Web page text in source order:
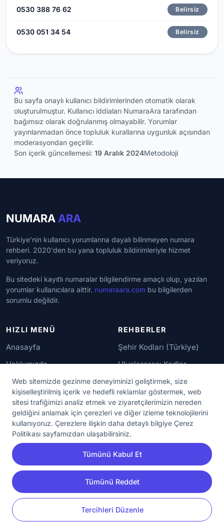
Web sitemizde gezinme deneyiminizi geliştirmek, size
kişiselleştirilmiş içerik ve hedefli reklamlar göstermek, web
sitesi trafiğimizi analiz etmek ve ziyaretçilerimizin nereden
geldiğini anlamak için çerezleri ve diğer izleme teknolojilerini
kullanıyoruz. Çerezlere ilişkin daha detaylı bilgiye Çerez
Politikası sayfamızdan ulaşabilirsiniz.
Tümünü Kabul Et
Tümünü Reddet
Tercihleri Düzenle
0530 388 76 62 Belirsiz
0530 051 34 54 Belirsiz
Bu sayfa onaylı kullanıcı bildirimlerinden otomatik olarak
oluşturulmuştur. Kullanıcı iddiaları NumaraAra tarafından
bağımsız olarak doğrulanmış olmayabilir. Yorumlar
yayınlanmadan önce topluluk kurallarına uygunluk açısından
moderasyondan geçirilir.
Son içerik güncellemesi: 19 Aralık 2024Metodoloji
NUMARA ARA
Türkiye'nin kullanıcı yorumlarına dayalı bilinmeyen numara
rehberi. 2020'den bu yana topluluk bildirimleriyle hizmet
veriyoruz.
Bu sitedeki kayıtlı numaralar bilgilendirme amaçlı olup, yazılan
yorumlar kullanıcılara aittir. numaraara.com bu bilgilerden
sorumlu değildir.
HIZLI MENÜ
Anasayfa
Hakkımızda
İletişim
REHBERLER
Şehir Kodları (Türkiye)
Uluslararası Kodlar
Güvenilir Numaralar
YASAL KORUMA
Kullanım Koşulları
Gizlilik Sözleşmesi
KVKK Aydınlatma Metni
Çerez Ayarları
© 2020 - 2026 NumaraAra.com | Tüm Hakları Saklıdır.